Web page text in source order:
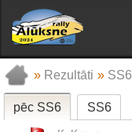
» Rezultāti » SS6
pēc SS6 SS6